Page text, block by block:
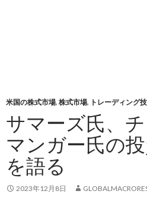
米国の株式市場, 株式市場, トレーディング
サマーズ氏、
マンガー氏の
を語る
2023年12月8日